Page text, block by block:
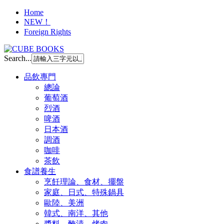
Home
NEW！
Foreign Rights
Search...
品飲專門
總論
葡萄酒
烈酒
啤酒
日本酒
調酒
咖啡
茶飲
食譜養生
烹飪理論、食材、擺盤
家庭、日式、特殊鍋具
歐陸、美洲
韓式、南洋、其他